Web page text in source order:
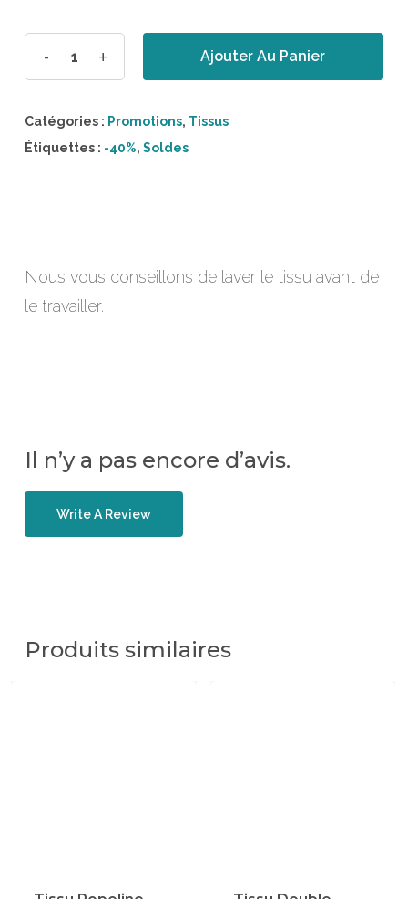
Ajouter Au Panier
Catégories : Promotions, Tissus
Étiquettes : -40%, Soldes
Nous vous conseillons de laver le tissu avant de
le travailler.
Il n’y a pas encore d’avis.
Write A Review
Produits similaires